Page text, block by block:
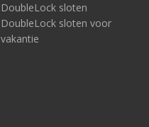
DoubleLock sloten
DoubleLock sloten voor
vakantie